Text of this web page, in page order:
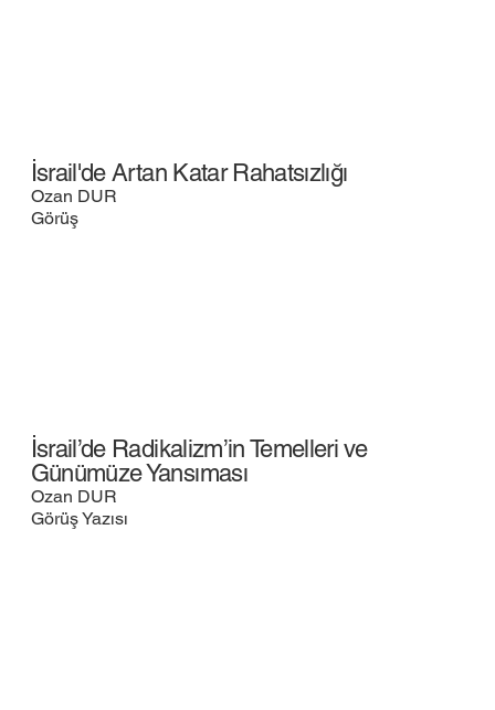
İsrail'de Artan Katar Rahatsızlığı
Ozan DUR
Görüş
İsrail’de Radikalizm’in Temelleri ve
Günümüze Yansıması
Ozan DUR
Görüş Yazısı